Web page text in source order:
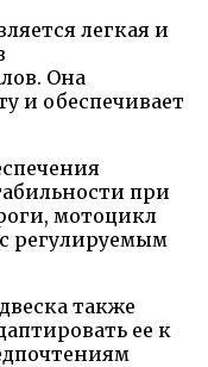
легкая и
Она
и обеспечивает
при
мотоцикл
регулируемым
также
ее к